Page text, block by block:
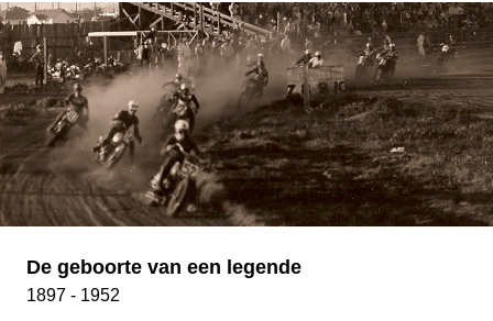
De geboorte van een legende
1897 - 1952